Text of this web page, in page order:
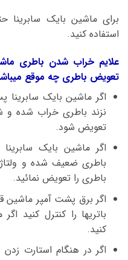
برای ماشین بایک سابرینا
استفاده کنید.
علایم خراب شدن باطری
تعویض باطری چه موقع
اگر ماشین بایک
نزند باطری خراب شده و
تعویض شود.
اگر ماشین بایک
باطری را تعویض نمائید.
اگر برق پشت آمپر
باتریها را کنترل کنید
کنید.
اگر در هنگام استارت